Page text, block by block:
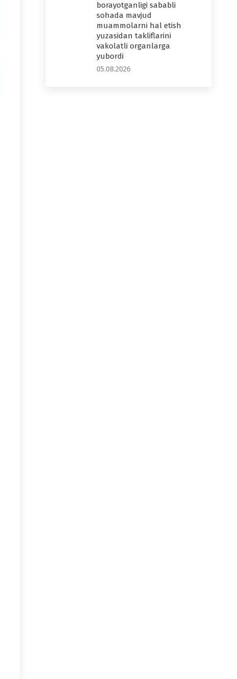
borayotganligi sababli
sohada mavjud
muammolarni hal etish
yuzasidan takliflarini
vakolatli organlarga
yubordi
05.08.2026